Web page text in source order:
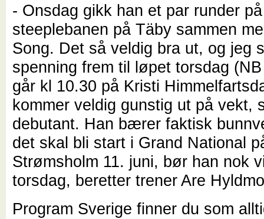
- Onsdag gikk han et par runder på
steeplebanen på Täby sammen
Song. Det så veldig bra ut, og jeg
spenning frem til løpet torsdag
går kl 10.30 på Kristi
kommer veldig gunstig ut på vekt,
debutant. Han bærer faktisk
det skal bli start i Grand National
Strømsholm 11. juni, bør han nok
torsdag, beretter trener Are
Program Sverige finner du som